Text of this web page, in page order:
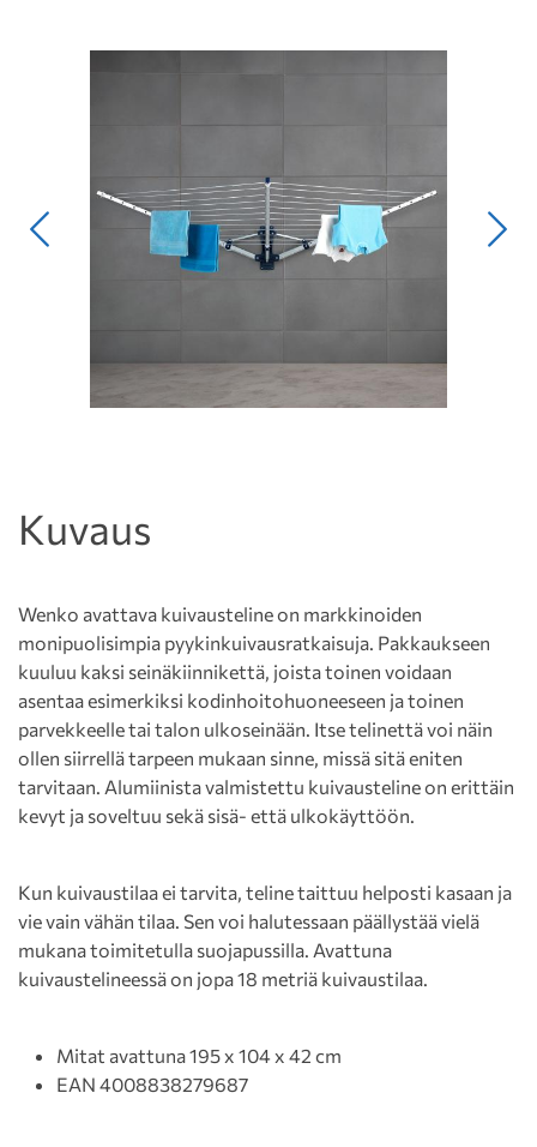
Edellinen
Kuvaus
Wenko avattava kuivausteline on markkinoiden
monipuolisimpia pyykinkuivausratkaisuja. Pakkaukseen
kuuluu kaksi seinäkiinnikettä, joista toinen voidaan
asentaa esimerkiksi kodinhoitohuoneeseen ja toinen
parvekkeelle tai talon ulkoseinään. Itse telinettä voi näin
ollen siirrellä tarpeen mukaan sinne, missä sitä eniten
tarvitaan. Alumiinista valmistettu kuivausteline on erittäin
kevyt ja soveltuu sekä sisä- että ulkokäyttöön.
Kun kuivaustilaa ei tarvita, teline taittuu helposti kasaan ja
vie vain vähän tilaa. Sen voi halutessaan päällystää vielä
mukana toimitetulla suojapussilla. Avattuna
kuivaustelineessä on jopa 18 metriä kuivaustilaa.
Mitat avattuna 195 x 104 x 42 cm
EAN 4008838279687